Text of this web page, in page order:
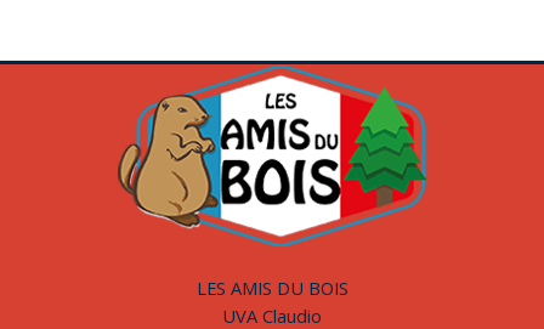
LES AMIS DU BOIS
UVA Claudio